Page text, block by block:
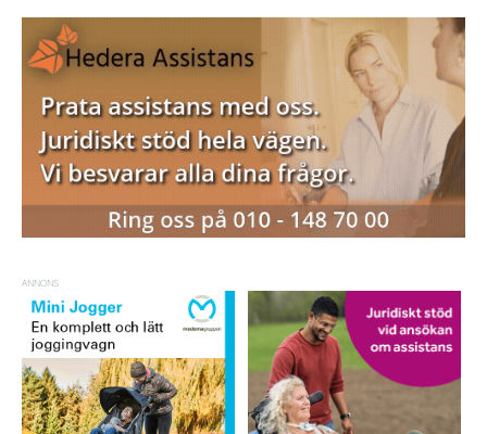
ANNONS